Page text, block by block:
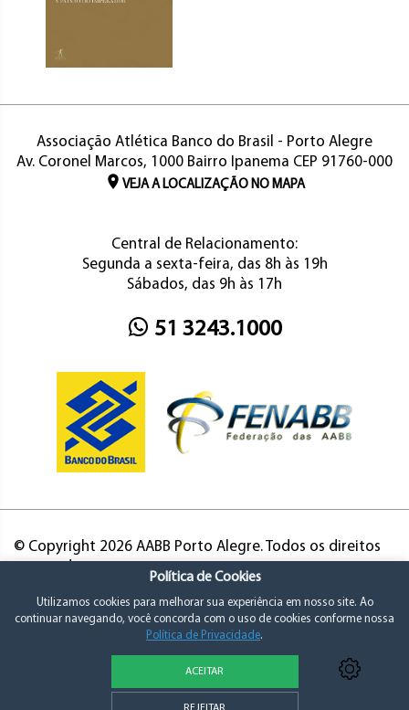
Associação Atlética Banco do Brasil - Porto Alegre
Av. Coronel Marcos, 1000 Bairro Ipanema CEP 91760-000
VEJA A LOCALIZAÇÃO NO MAPA
Central de Relacionamento:
Segunda a sexta-feira, das 8h às 19h
Sábados, das 9h às 17h
51 3243.1000
© Copyright 2026 AABB Porto Alegre. Todos os direitos
Política de Privacidade e Consentimento
Política de Cookies
Utilizamos cookies para melhorar sua experiência em nosso site. Ao
continuar navegando, você concorda com o uso de cookies conforme nossa
Política de Privacidade.
ACEITAR